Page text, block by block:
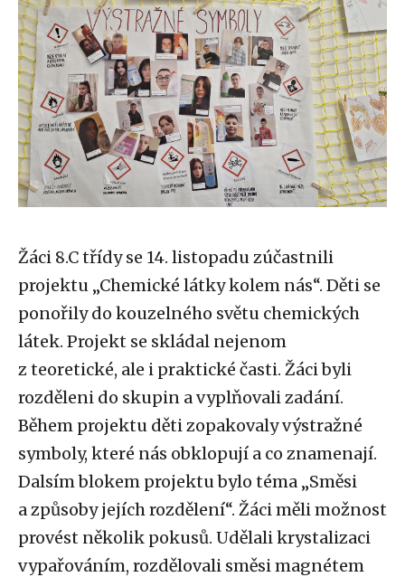
Žáci 8.C třídy se 14. listopadu zúčastnili
projektu „Chemické látky kolem nás“. Děti se
ponořily do kouzelného světu chemických
látek. Projekt se skládal nejenom
z teoretické, ale i praktické časti. Žáci byli
rozděleni do skupin a vyplňovali zadání.
Během projektu děti zopakovaly výstražné
symboly, které nás obklopují a co znamenají.
Dalsím blokem projektu bylo téma „Směsi
a způsoby jejích rozdělení“. Žáci měli možnost
provést několik pokusů. Udělali krystalizaci
vypařováním, rozdělovali směsi magnétem